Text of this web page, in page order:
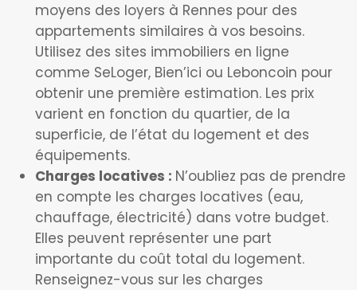
moyens des loyers à Rennes pour des
appartements similaires à vos besoins.
Utilisez des sites immobiliers en ligne
comme SeLoger, Bien’ici ou Leboncoin pour
obtenir une première estimation. Les prix
varient en fonction du quartier, de la
superficie, de l’état du logement et des
équipements.
Charges locatives : N’oubliez pas de prendre
en compte les charges locatives (eau,
chauffage, électricité) dans votre budget.
Elles peuvent représenter une part
importante du coût total du logement.
Renseignez-vous sur les charges